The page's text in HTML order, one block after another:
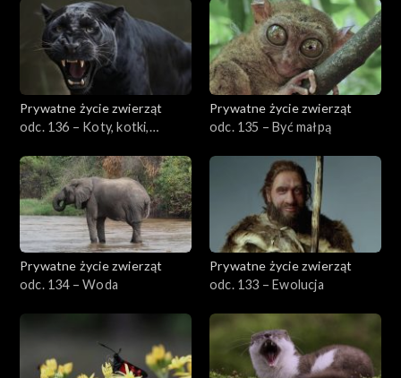
Prywatne życie zwierząt
odc. 136 – Koty, kotki,
Prywatne życie zwierząt
odc. 135 – Być małpą
Prywatne życie zwierząt
odc. 134 – Woda
Prywatne życie zwierząt
odc. 133 – Ewolucja